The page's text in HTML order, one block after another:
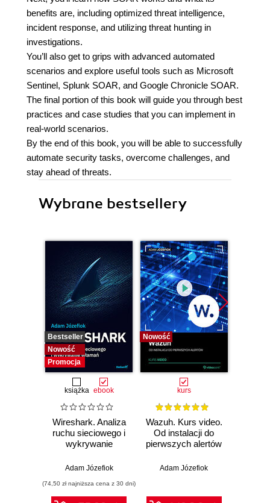
benefits are, including optimized threat intelligence,
incident response, and utilizing threat hunting in
investigations.
You’ll also get to grips with advanced automated
scenarios and explore useful tools such as Microsoft
Sentinel, Splunk SOAR, and Google Chronicle SOAR.
The final portion of this book will guide you through best
practices and case studies that you can implement in
real-world scenarios.
By the end of this book, you will be able to successfully
automate security tasks, overcome challenges, and
stay ahead of threats.
Wybrane bestsellery
Bestseller
Nowość
Promocja
książka ebook
Wireshark. Analiza
ruchu sieciowego i
wykrywanie
Adam Józefiok
(74,50 zł najniższa cena z 30 dni)
Nowość
kurs
Wazuh. Kurs video.
Od instalacji do
pierwszych alertów
Adam Józefiok